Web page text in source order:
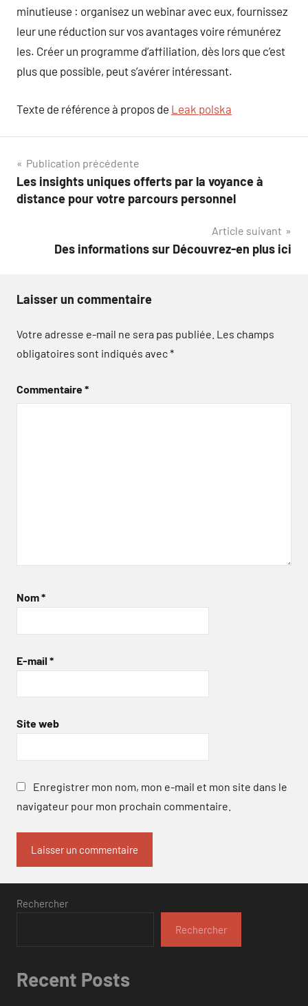
minutieuse : organisez un webinar avec eux, fournissez
leur une réduction sur vos avantages voire rémunérez
les. Créer un programme d’affiliation, dès lors que c’est
plus que possible, peut s’avérer intéressant.
Texte de référence à propos de Leak polska
Navigation
de
Publication précédente
Les insights uniques offerts par la voyance à
distance pour votre parcours personnel
Article suivant
Des informations sur Découvrez-en plus ici
Laisser un commentaire
Votre adresse e-mail ne sera pas publiée. Les champs
obligatoires sont indiqués avec*
Commentaire*
Nom*
E-mail *
Site web
Enregistrer mon nom, mon e-mail et mon site dans le
navigateur pour mon prochain commentaire.
Rechercher
Rechercher
Recent Posts